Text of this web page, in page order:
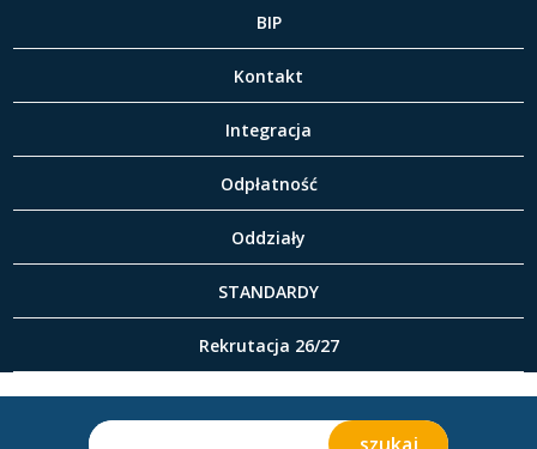
BIP
Kontakt
Integracja
Odpłatność
Oddziały
STANDARDY
Rekrutacja 26/27